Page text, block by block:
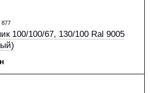
877
100/100/67, 130/100 Ral 9005